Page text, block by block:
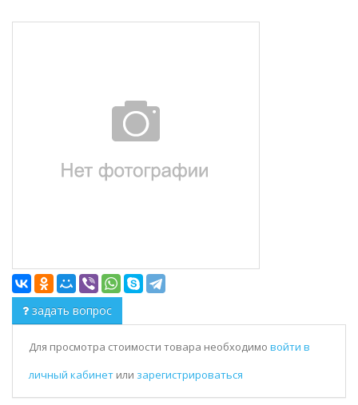
задать вопрос
Для просмотра стоимости товара необходимо войти в
личный кабинет или зарегистрироваться